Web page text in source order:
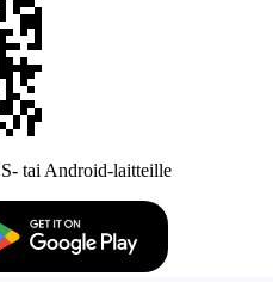
tai Android-laitteille